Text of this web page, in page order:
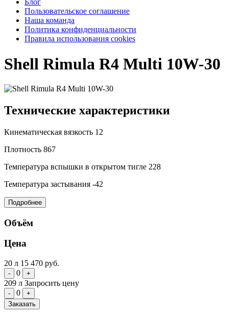
Блог
Пользовательское соглашение
Наша команда
Политика конфиденциальности
Правила использования cookies
Shell Rimula R4 Multi 10W-30
Технические характеристики
Кинематическая вязкость 12
Плотность 867
Температура вспышки в открытом тигле 228
Температура застывания -42
Подробнее
Объём
Цена
20 л 15 470 руб.
- 0 +
209 л Запросить цену
- 0
+
Заказать